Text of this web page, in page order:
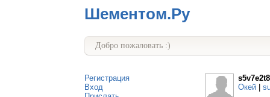
Шементом.Ру
Добро пожаловать :)
Регистрация
Вход
Окей